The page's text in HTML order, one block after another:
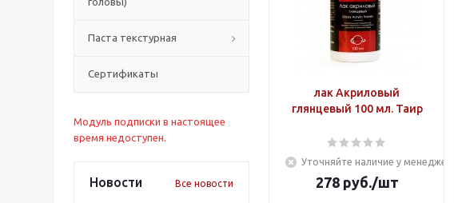
Паста текстурная
Сертификаты
Модуль подписки в настоящее
время недоступен.
Новости Все новости
лак Акриловый
глянцевый 100 мл. Таир
Уточняйте наличие у менеджера
278руб./шт